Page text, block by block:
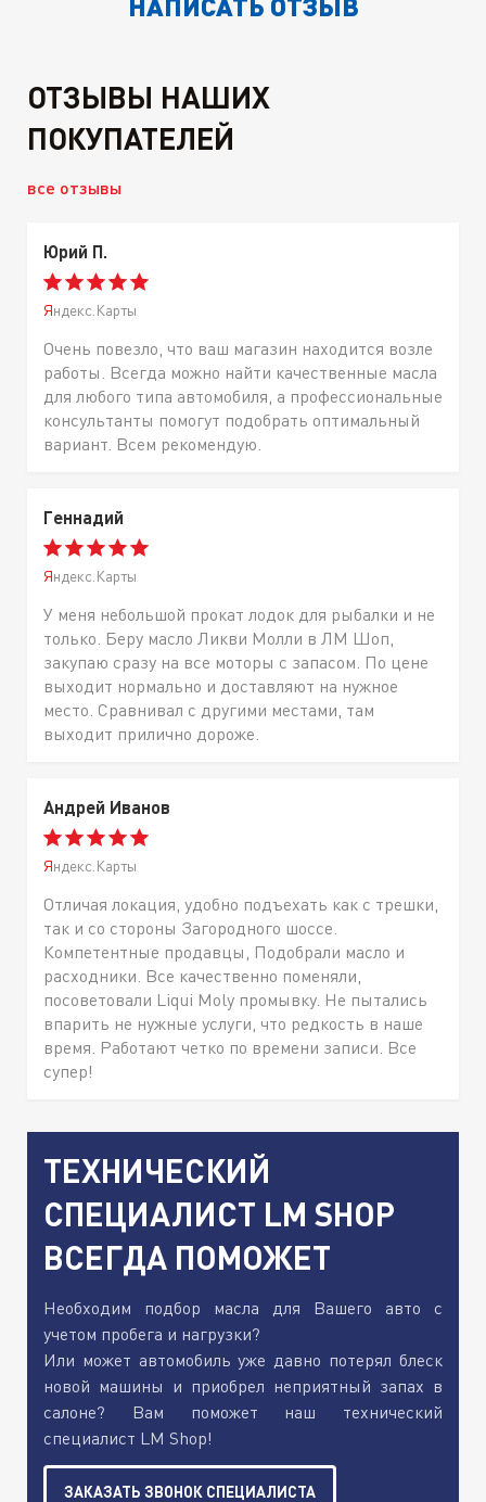
ОТЗЫВЫ НАШИХ
ПОКУПАТЕЛЕЙ
все отзывы
Юрий П.
Яндекс.Карты
Очень повезло, что ваш магазин находится возле
работы. Всегда можно найти качественные масла
для любого типа автомобиля, а профессиональные
консультанты помогут подобрать оптимальный
вариант. Всем рекомендую.
Геннадий
Яндекс.Карты
У меня небольшой прокат лодок для рыбалки и не
только. Беру масло Ликви Молли в ЛМ Шоп,
закупаю сразу на все моторы с запасом. По цене
выходит нормально и доставляют на нужное
место. Сравнивал с другими местами, там
выходит прилично дороже.
Андрей Иванов
Яндекс.Карты
Отличая локация, удобно подъехать как с трешки,
так и со стороны Загородного шоссе.
Компетентные продавцы, Подобрали масло и
расходники. Все качественно поменяли,
посоветовали Liqui Moly промывку. Не пытались
впарить не нужные услуги, что редкость в наше
время. Работают четко по времени записи. Все
супер!
ТЕХНИЧЕСКИЙ
СПЕЦИАЛИСТ LM SHOP
ВСЕГДА ПОМОЖЕТ
Необходим подбор масла для Вашего авто с
учетом пробега и нагрузки?
Или может автомобиль уже давно потерял блеск
новой машины и приобрел неприятный запах в
салоне? Вам поможет наш технический
специалист LM Shop!
ЗАКАЗАТЬ ЗВОНОК СПЕЦИАЛИСТА